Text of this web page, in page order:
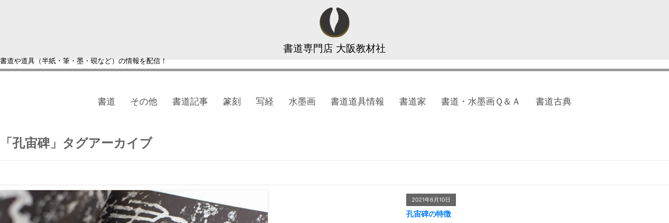
書道専門店 大阪教材社
書道や道具（半紙・筆・墨・硯など）の情報を配信！
書道 その他 書道記事 篆刻 写経 水墨画 書道道具情報 書道家 書道・水墨画Ｑ＆Ａ 書道古典
「孔宙碑」タグアーカイブ
2021年6月10日
孔宙碑の特徴